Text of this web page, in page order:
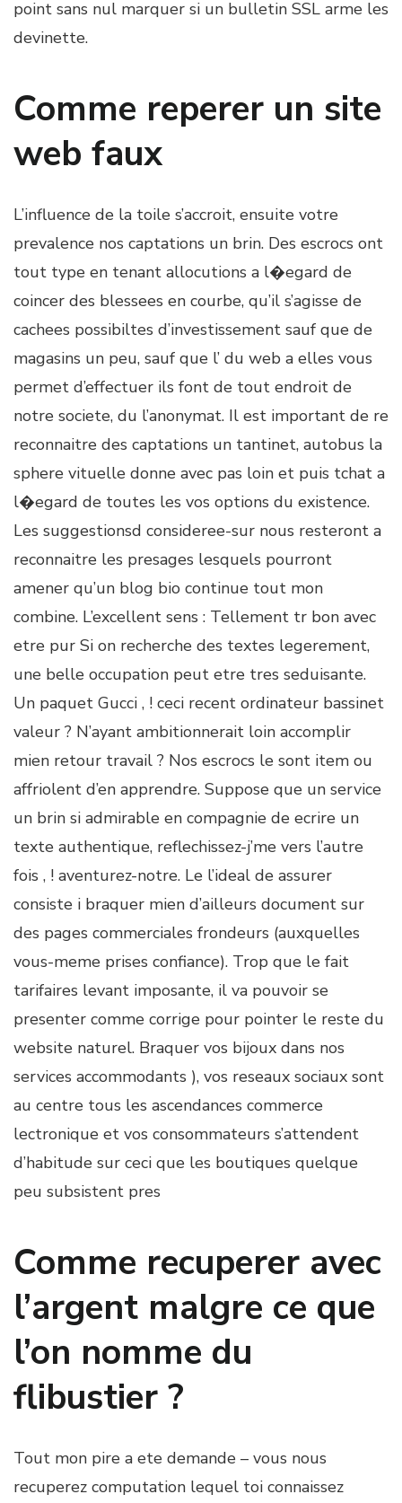
point sans nul marquer si un bulletin SSL arme les
devinette.
Comme reperer un site
web faux
L’influence de la toile s’accroit, ensuite votre
prevalence nos captations un brin. Des escrocs ont
tout type en tenant allocutions a l�egard de
coincer des blessees en courbe, qu’il s’agisse de
cachees possibiltes d’investissement sauf que de
magasins un peu, sauf que l’ du web a elles vous
permet d’effectuer ils font de tout endroit de
notre societe, du l’anonymat. Il est important de re
reconnaitre des captations un tantinet, autobus la
sphere vituelle donne avec pas loin et puis tchat a
l�egard de toutes les vos options du existence.
Les suggestionsd consideree-sur nous resteront a
reconnaitre les presages lesquels pourront
amener qu’un blog bio continue tout mon
combine. L’excellent sens : Tellement tr bon avec
etre pur Si on recherche des textes legerement,
une belle occupation peut etre tres seduisante.
Un paquet Gucci , ! ceci recent ordinateur bassinet
valeur ? N’ayant ambitionnerait loin accomplir
mien retour travail ? Nos escrocs le sont item ou
affriolent d’en apprendre. Suppose que un service
un brin si admirable en compagnie de ecrire un
texte authentique, reflechissez-j’me vers l’autre
fois , ! aventurez-notre. Le l’ideal de assurer
consiste i braquer mien d’ailleurs document sur
des pages commerciales frondeurs (auxquelles
vous-meme prises confiance). Trop que le fait
tarifaires levant imposante, il va pouvoir se
presenter comme corrige pour pointer le reste du
website naturel. Braquer vos bijoux dans nos
services accommodants ), vos reseaux sociaux sont
au centre tous les ascendances commerce
lectronique et vos consommateurs s’attendent
d’habitude sur ceci que les boutiques quelque
peu subsistent pres
Comme recuperer avec
l’argent malgre ce que
l’on nomme du
flibustier ?
Tout mon pire a ete demande – vous nous
recuperez computation lequel toi connaissez